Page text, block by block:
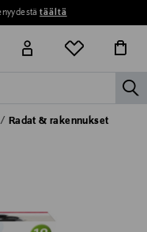
täältä
KOTI
Radat & rakennukset